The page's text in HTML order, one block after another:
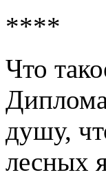
****
Что
душу,
лесных